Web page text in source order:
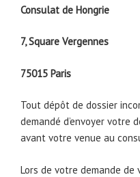
Consulat de Hongrie
7, Square Vergennes
75015 Paris
Tout dépôt de dossier
demandé d’envoyer votre
avant votre venue au
Lors de votre demande de